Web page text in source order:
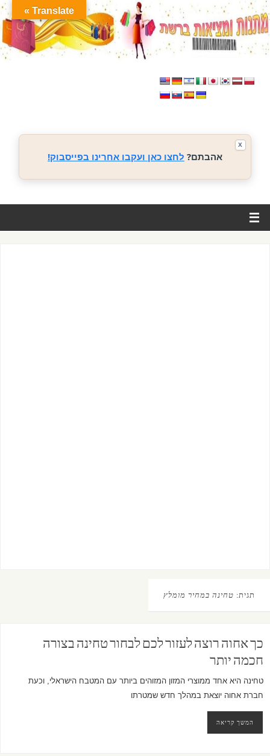
אהבתם? לחצו כאן ועקבו אחרינו בפייסבוק!
X
תגית: טחינה במחיר מומלץ
כך אחוה רוצה לעזור לכם לבחור טחינה בצורה
חכמה יותר
טחינה היא אחד ממוצרי המזון המזוהים ביותר עם המטבח הישראלי, וכעת
חברת אחוה יוצאת במהלך חדש שמטרתו
המשך קריאה
Translate »